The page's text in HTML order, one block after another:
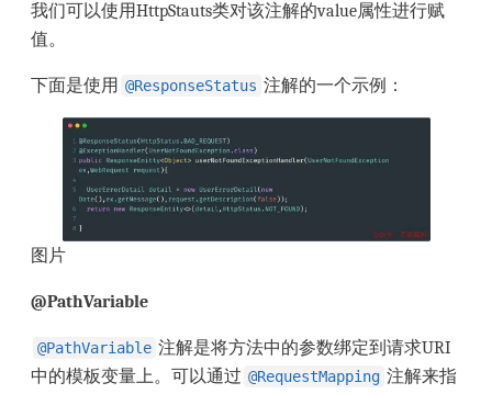
我们可以使用HttpStauts类对该注解的value属性进行赋
值。
下面是使用 @ResponseStatus 注解的一个示例：
图片
@PathVariable
@PathVariable 注解是将方法中的参数绑定到请求URI
中的模板变量上。可以通过 @RequestMapping 注解来指